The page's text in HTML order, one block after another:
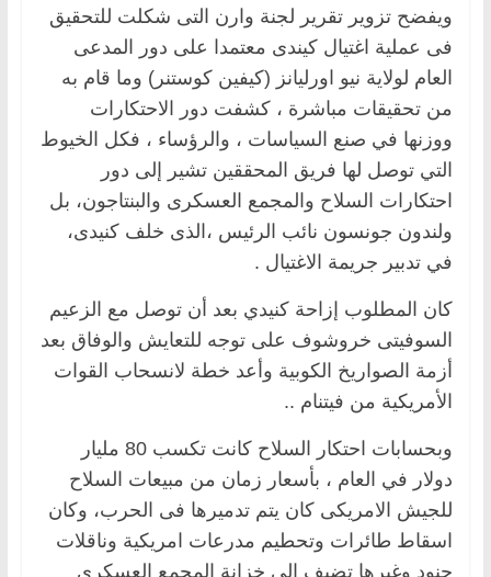
ويفضح تزوير تقرير لجنة وارن التى شكلت للتحقيق
فى عملية اغتيال كيندى معتمدا على دور المدعى
العام لولاية نيو اورليانز (كيفين كوستنر) وما قام به
من تحقيقات مباشرة ، كشفت دور الاحتكارات
ووزنها في صنع السياسات ، والرؤساء ، فكل الخيوط
التي توصل لها فريق المحققين تشير إلى دور
احتكارات السلاح والمجمع العسكرى والبنتاجون، بل
ولندون جونسون نائب الرئيس ،الذى خلف كنيدى،
في تدبير جريمة الاغتيال .
كان المطلوب إزاحة كنيدي بعد أن توصل مع الزعيم
السوفيتى خروشوف على توجه للتعايش والوفاق بعد
أزمة الصواريخ الكوبية وأعد خطة لانسحاب القوات
الأمريكية من فيتنام ..
وبحسابات احتكار السلاح كانت تكسب 80 مليار
دولار في العام ، بأسعار زمان من مبيعات السلاح
للجيش الامريكى كان يتم تدميرها فى الحرب، وكان
اسقاط طائرات وتحطيم مدرعات امريكية وناقلات
جنود وغيرها تضيف إلى خزانة المجمع العسكري